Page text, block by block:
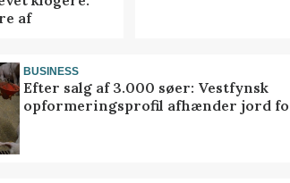
af
BUSINESS
Efter salg af 3.000 søer: Vestfynsk
opformeringsprofil afhænder jord